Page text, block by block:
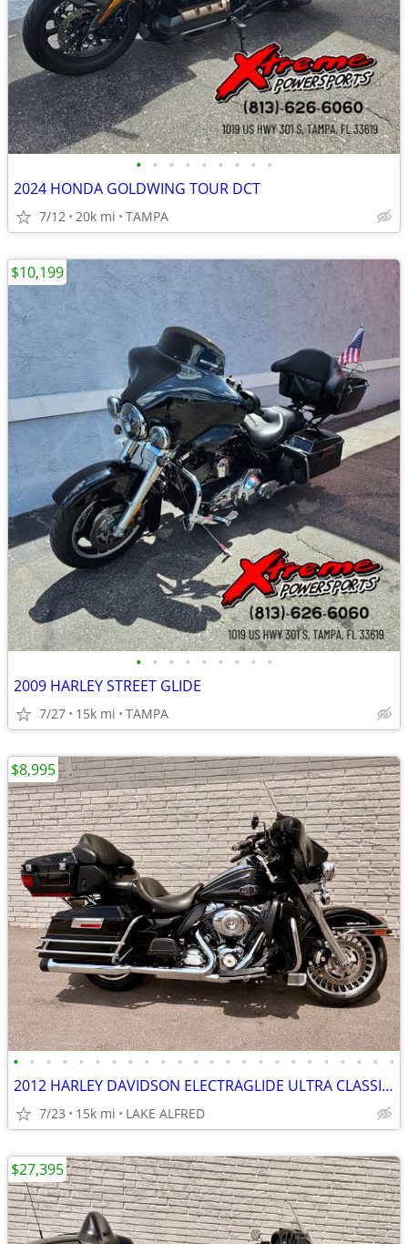
• • • • • • • • •
2024 HONDA GOLDWING TOUR DCT
7/12 20k mi TAMPA
• • • • • • • • •
2009 HARLEY STREET GLIDE
7/27 15k mi TAMPA
$10,199
• • • • • • • • • • • • • • • • • • • • • • • •
2012 HARLEY DAVIDSON ELECTRAGLIDE ULTRA CLASSIC FLHTCU
7/23 15k mi LAKE ALFRED
$8,995
$27,395